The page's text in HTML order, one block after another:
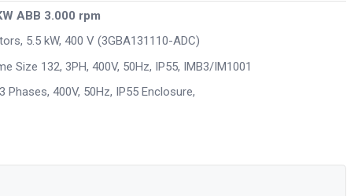
ABB 3.000 rpm
5.5 kW, 400 V (3GBA131110-ADC)
Size 132, 3PH, 400V, 50Hz, IP55, IMB3/IM1001
Phases, 400V, 50Hz, IP55 Enclosure,